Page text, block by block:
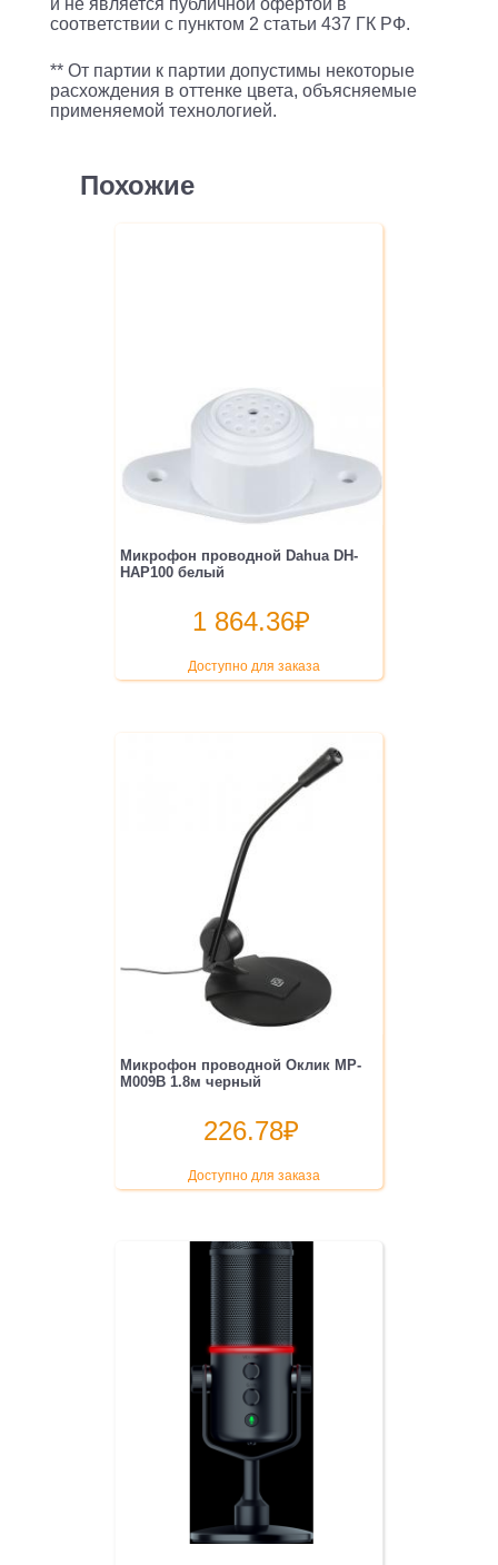
и не является публичной офертой в
соответствии с пунктом 2 статьи 437 ГК РФ.
** От партии к партии допустимы некоторые
расхождения в оттенке цвета, объясняемые
применяемой технологией.
Похожие
Микрофон проводной Dahua DH-
HAP100 белый
1 864.36₽
Доступно для заказа
Микрофон проводной Оклик MP-
M009B 1.8м черный
226.78₽
Доступно для заказа